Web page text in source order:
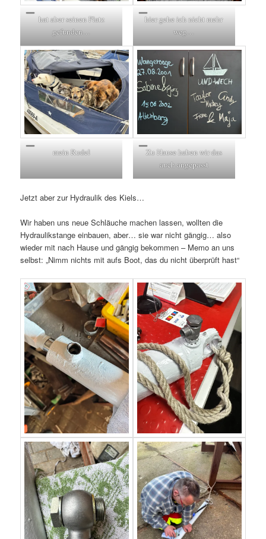
hat aber seinen Platz
gefunden…
hier gehe ich nicht mehr
weg…
mein Rudel
Zu Hause haben wir das
auch angepasst
Jetzt aber zur Hydraulik des Kiels…
Wir haben uns neue Schläuche machen lassen, wollten die
Hydraulikstange einbauen, aber… sie war nicht gängig… also
wieder mit nach Hause und gängig bekommen – Memo an uns
selbst: „Nimm nichts mit aufs Boot, das du nicht überprüft hast“